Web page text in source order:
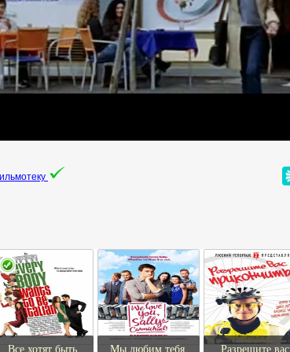
Все хотят быть Мы любим тебя, Разрешите вас